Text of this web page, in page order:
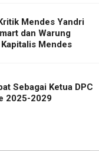
Mendes Yandri
dan Warung
Mendes
Sebagai Ketua DPC
2025-2029